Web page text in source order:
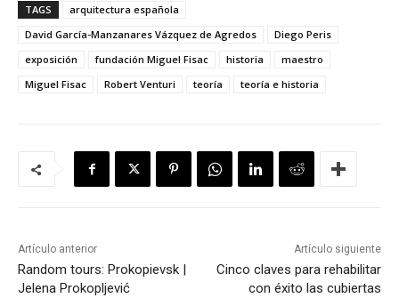
TAGS
arquitectura española
David García-Manzanares Vázquez de Agredos
Diego Peris
exposición
fundación Miguel Fisac historia
maestro
Miguel Fisac
Robert Venturi teoría teoría e historia
Artículo anterior
Random tours: Prokopievsk |
Jelena Prokopljević
Artículo siguiente
Cinco claves para rehabilitar
con éxito las cubiertas